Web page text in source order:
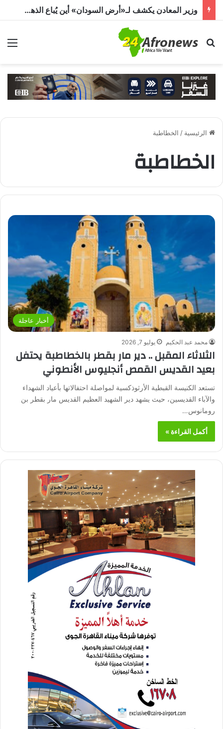
وزير المعادن يكشف لـ«أرض السودان» أين يُباع الذهب السوداني
بحث عن
الرئيسية / الخطاطبة
الخطاطبة
أخبار عاجلة
محمد عبد الحكيم يوليو 7, 2026
الثلاثاء المقبل .. دير مار بقطر بالخطاطبة يحتفل
بعيد القديس القمص أنجليوس الأنطوني
تستعد الكنيسة القبطية الأرثوذكسية لمواصلة احتفالاتها بأعياد الشهداء
والآباء القديسين، حيث يشهد دير الشهيد العظيم القديس مار بقطر بن
رومانوس…
أكمل القراءة »